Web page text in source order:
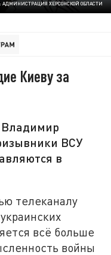
АДМИНИСТРАЦИЯ ХЕРСОНСКОЙ ОБЛАСТИ
Киеву за
Владимир
ВСУ
в
телеканалу
всё больше
войны